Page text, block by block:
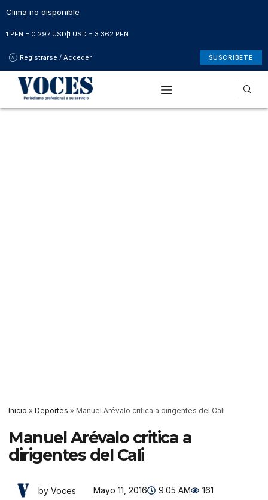
Clima no disponible
1 PEN = 0.297 USD 1 USD = 3.362 PEN
Registrarse / Acceder SUSCRÍBETE
Inicio » Deportes » Manuel Arévalo critica a dirigentes del Cali
Manuel Arévalo critica a
dirigentes del Cali
by Voces Mayo 11, 2016 9:05 AM 161